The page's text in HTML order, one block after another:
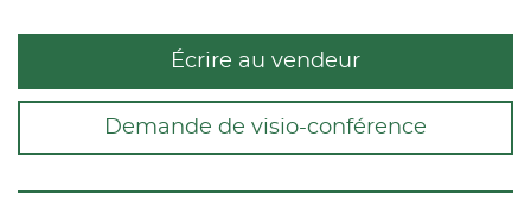
Écrire au vendeur
Demande de visio-conférence